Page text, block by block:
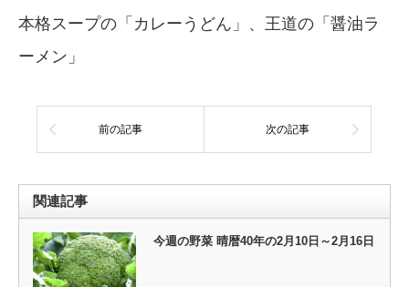
本格スープの「カレーうどん」、王道の「醤油ラ
ーメン」
前の記事 次の記事
関連記事
今週の野菜 晴暦40年の2月10日～2月16日